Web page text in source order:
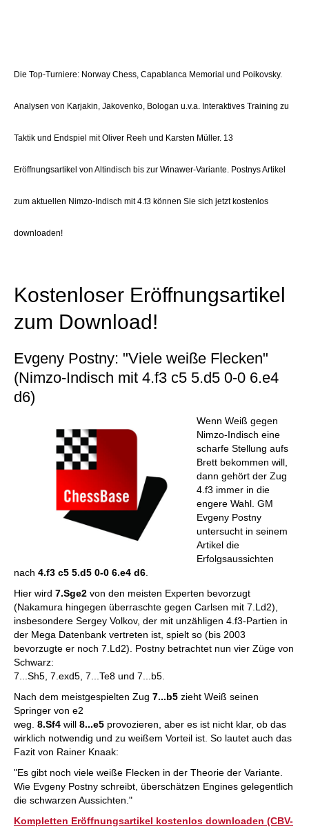
Die Top-Turniere: Norway Chess, Capablanca Memorial und Poikovsky.
Analysen von Karjakin, Jakovenko, Bologan u.v.a. Interaktives Training zu
Taktik und Endspiel mit Oliver Reeh und Karsten Müller. 13
Eröffnungsartikel von Altindisch bis zur Winawer-Variante. Postnys Artikel
zum aktuellen Nimzo-Indisch mit 4.f3 können Sie sich jetzt kostenlos
downloaden!
Kostenloser Eröffnungsartikel
zum Download!
Evgeny Postny: "Viele weiße Flecken"
(Nimzo-Indisch mit 4.f3 c5 5.d5 0-0 6.e4
d6)
Wenn Weiß gegen
Nimzo-Indisch eine
scharfe Stellung aufs
Brett bekommen will,
dann gehört der Zug
4.f3 immer in die
engere Wahl. GM
Evgeny Postny
untersucht in seinem
Artikel die
Erfolgsaussichten
nach 4.f3 c5 5.d5 0-0 6.e4 d6
Hier wird 7.Sge2 von den meisten Experten bevorzugt
(Nakamura hingegen überraschte gegen Carlsen mit 7.Ld2),
insbesondere Sergey Volkov, der mit unzähligen 4.f3-Partien in
der Mega Datenbank vertreten ist, spielt so (bis 2003
bevorzugte er noch 7.Ld2). Postny betrachtet nun vier Züge von
Schwarz:
7...Sh5, 7.exd5, 7...Te8 und 7...b5.
Nach dem meistgespielten Zug 7...b5 zieht Weiß seinen
Springer von e2
weg. 8.Sf4 will 8...e5 provozieren, aber es ist nicht klar, ob das
wirklich notwendig und zu weißem Vorteil ist. So lautet auch das
Fazit von Rainer Knaak:
"Es gibt noch viele weiße Flecken in der Theorie der Variante.
Wie Evgeny Postny schreibt, überschätzen Engines gelegentlich
die schwarzen Aussichten."
Kompletten Eröffnungsartikel kostenlos downloaden (CBV-